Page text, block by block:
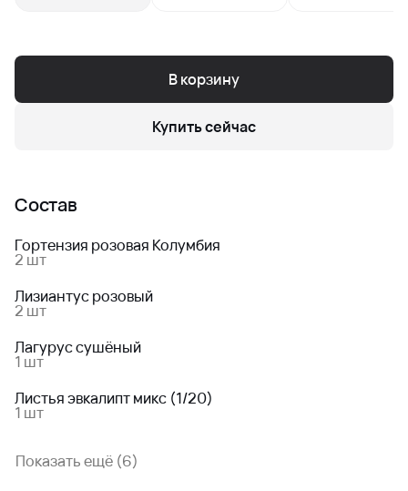
В корзину
Купить сейчас
Состав
Гортензия розовая Колумбия
2 шт
Лизиантус розовый
2 шт
Лагурус сушёный
1 шт
Листья эвкалипт микс (1/20)
1 шт
Показать ещё (6)